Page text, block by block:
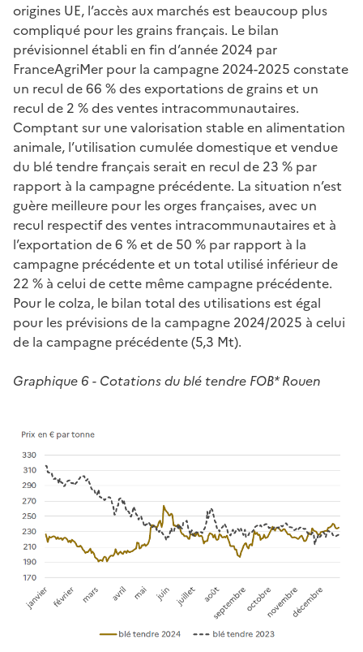
origines UE, l’accès aux marchés est beaucoup plus
compliqué pour les grains français. Le bilan
prévisionnel établi en fin d’année 2024 par
FranceAgriMer pour la campagne 2024-2025 constate
un recul de 66 % des exportations de grains et un
recul de 2 % des ventes intracommunautaires.
Comptant sur une valorisation stable en alimentation
animale, l’utilisation cumulée domestique et vendue
du blé tendre français serait en recul de 23 % par
rapport à la campagne précédente. La situation n’est
guère meilleure pour les orges françaises, avec un
recul respectif des ventes intracommunautaires et à
l’exportation de 6 % et de 50 % par rapport à la
campagne précédente et un total utilisé inférieur de
22 % à celui de cette même campagne précédente.
Pour le colza, le bilan total des utilisations est égal
pour les prévisions de la campagne 2024/2025 à celui
de la campagne précédente (5,3 Mt).
Graphique 6 - Cotations du blé tendre FOB* Rouen